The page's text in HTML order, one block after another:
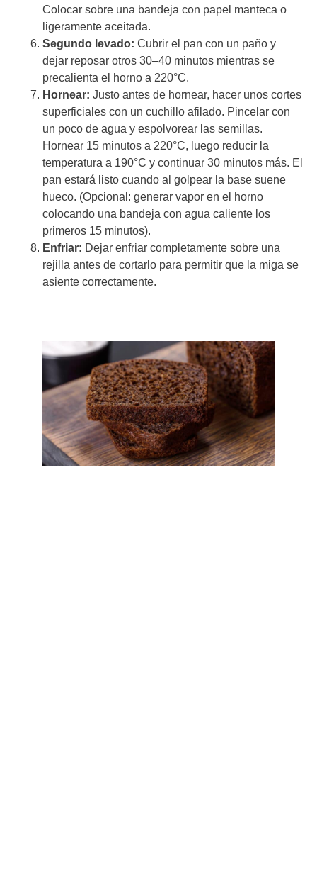
Colocar sobre una bandeja con papel manteca o
ligeramente aceitada.
Segundo levado: Cubrir el pan con un paño y
dejar reposar otros 30–40 minutos mientras se
precalienta el horno a 220°C.
Hornear: Justo antes de hornear, hacer unos cortes
superficiales con un cuchillo afilado. Pincelar con
un poco de agua y espolvorear las semillas.
Hornear 15 minutos a 220°C, luego reducir la
temperatura a 190°C y continuar 30 minutos más. El
pan estará listo cuando al golpear la base suene
hueco. (Opcional: generar vapor en el horno
colocando una bandeja con agua caliente los
primeros 15 minutos).
Enfriar: Dejar enfriar completamente sobre una
rejilla antes de cortarlo para permitir que la miga se
asiente correctamente.